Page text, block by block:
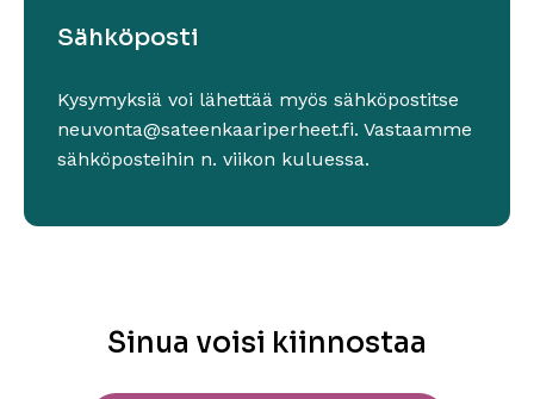
Sähköposti
Kysymyksiä voi lähettää myös sähköpostitse
neuvonta@sateen­kaariperheet.fi. Vastaamme
sähköposteihin n. viikon kuluessa.
Sinua voisi kiinnostaa